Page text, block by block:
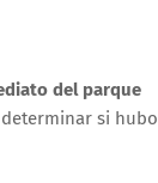
del parque
si hubo